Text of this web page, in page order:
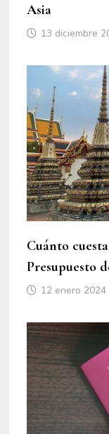
Asia
13 diciembre
Cuánto
Presupuesto
12 enero 2024